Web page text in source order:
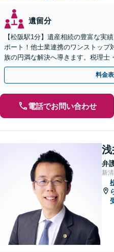
遺留分
【松阪駅1分】遺産相続の豊富な実
ポート！他士業連携のワンストップ
族の円満な解決へ導きます。税理士
ィな解決をご提案【完全個室で相談
料金
電話でお問い合わせ
弁
新